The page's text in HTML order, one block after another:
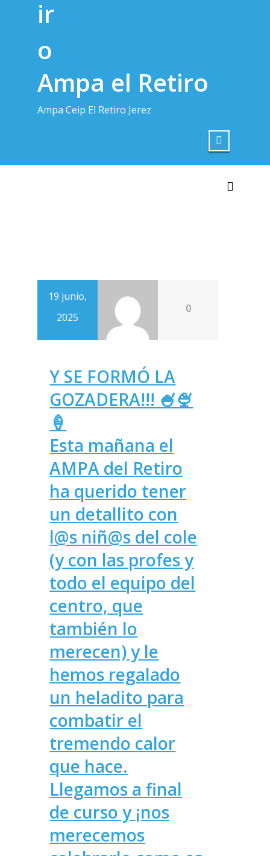
Ampa el Retiro
Ampa Ceip El Retiro Jerez
19 junio,
2025
0
Y SE FORMÓ LA
GOZADERA!!! 🍧🍨
🍦
Esta mañana el
AMPA del Retiro
ha querido tener
un detallito con
l@s niñ@s del cole
(y con las profes y
todo el equipo del
centro, que
también lo
merecen) y le
hemos regalado
un heladito para
combatir el
tremendo calor
que hace.
Llegamos a final
de curso y ¡nos
merecemos